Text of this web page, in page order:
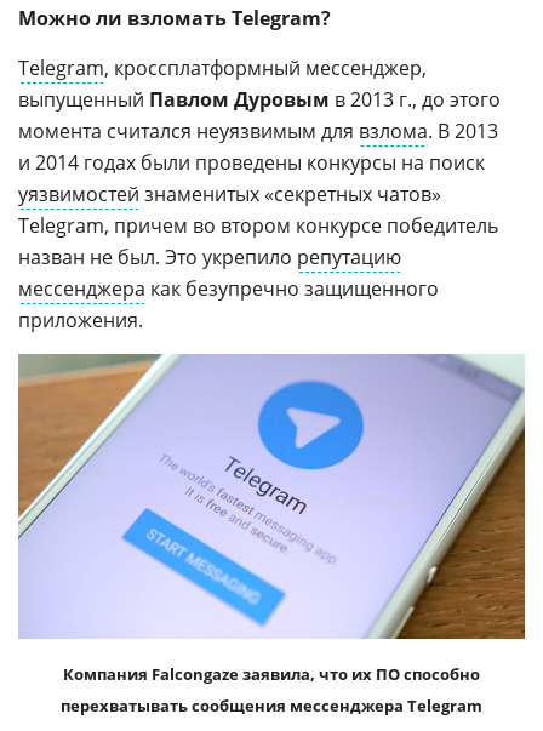
Можно ли взломать Telegram?
Telegram, кроссплатформный мессенджер,
выпущенный Павлом Дуровым в 2013 г., до этого
момента считался неуязвимым для взлома. В 2013
и 2014 годах были проведены конкурсы на поиск
уязвимостей знаменитых «секретных чатов»
Telegram, причем во втором конкурсе победитель
назван не был. Это укрепило репутацию
мессенджера как безупречно защищенного
приложения.
Компания Falcongaze заявила, что их ПО способно
перехватывать сообщения мессенджера Telegram